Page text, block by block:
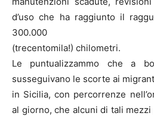
d’uso che ha raggiunto il
300.000
(trecentomila!) chilometri.
Le puntualizzammo che a
susseguivano le scorte ai
in Sicilia, con percorrenze
al giorno, che alcuni di tali